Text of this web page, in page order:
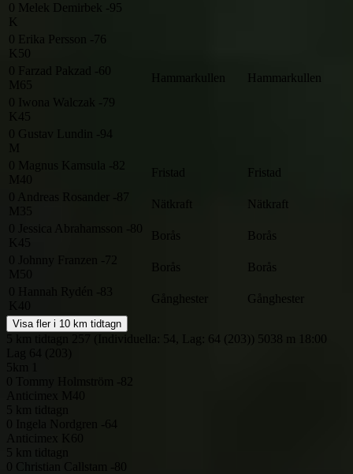
0 Melek Demirbek -95
K
0 Erika Persson -76
K50
0 Farzad Pakzad -60
M65
Hammarkullen
Hammarkullen
0 Iwona Walczak -79
K45
0 Gustav Lundin -94
M
0 Magnus Kamsula -82
M40
Fristad
Fristad
Andreas Rosander -87
Nätkraft
Nätkraft
Jessica Abrahamsson -80
Borås
Borås
Borås
Borås
Gånghester Gånghester
Visa fler i 10 km tidtagn
257 (Individuella: 54, Lag: 64 (203)) 5038 m 18:00
5 km tidtagn
0